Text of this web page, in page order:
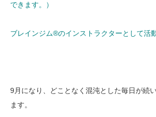
できます。）
ブレインジム®︎のインストラクターとして活
9月になり、どことなく混沌とした毎日が続
ます。